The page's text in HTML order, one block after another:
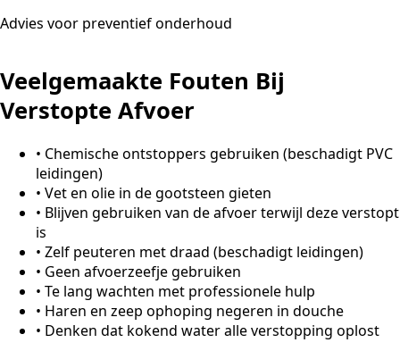
Advies voor preventief onderhoud
Veelgemaakte Fouten Bij
Verstopte Afvoer
• Chemische ontstoppers gebruiken (beschadigt PVC
leidingen)
• Vet en olie in de gootsteen gieten
• Blijven gebruiken van de afvoer terwijl deze verstopt
is
• Zelf peuteren met draad (beschadigt leidingen)
• Geen afvoerzeefje gebruiken
• Te lang wachten met professionele hulp
• Haren en zeep ophoping negeren in douche
• Denken dat kokend water alle verstopping oplost